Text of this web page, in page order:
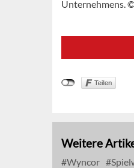
Unternehmens.
Weitere
Wyncor